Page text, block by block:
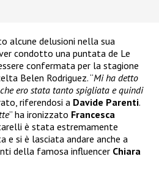
alcune delusioni nella sua
condotto una puntata de Le
confermata per la stagione
Belen Rodriguez. “Mi ha detto
ero stata tanto spigliata e quindi
riferendosi a Davide Parenti.
” ha ironizzato Francesca
è stata estremamente
e si è lasciata andare anche a
della famosa influencer Chiara